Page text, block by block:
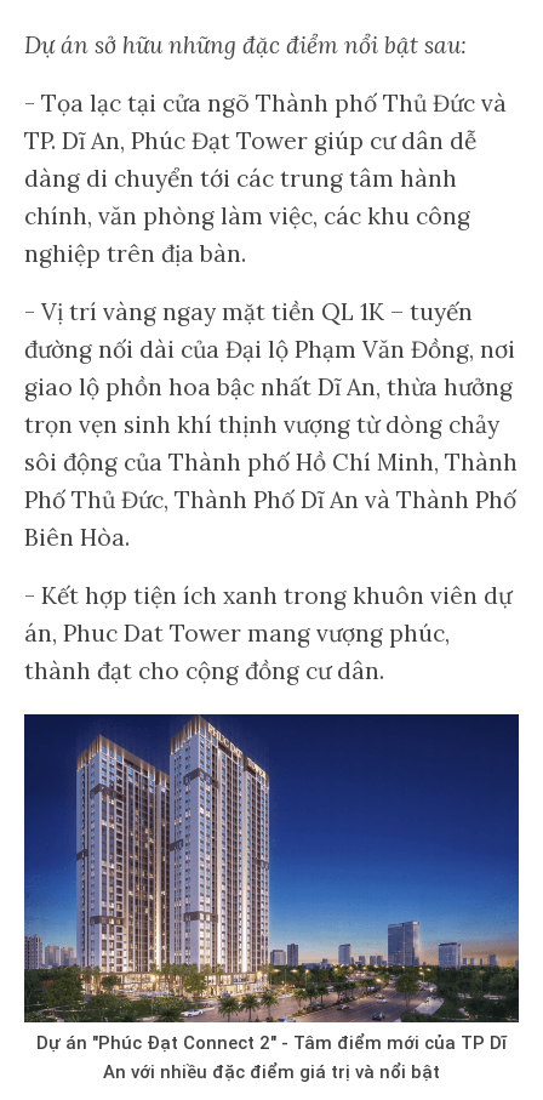
Dự án sở hữu những đặc điểm nổi bật sau:
- Tọa lạc tại cửa ngõ Thành phố Thủ Đức và
TP. Dĩ An, Phúc Đạt Tower giúp cư dân dễ
dàng di chuyển tới các trung tâm hành
chính, văn phòng làm việc, các khu công
nghiệp trên địa bàn.
- Vị trí vàng ngay mặt tiền QL 1K – tuyến
đường nối dài của Đại lộ Phạm Văn Đồng, nơi
giao lộ phồn hoa bậc nhất Dĩ An, thừa hưởng
trọn vẹn sinh khí thịnh vượng từ dòng chảy
sôi động của Thành phố Hồ Chí Minh, Thành
Phố Thủ Đức, Thành Phố Dĩ An và Thành Phố
Biên Hòa.
- Kết hợp tiện ích xanh trong khuôn viên dự
án, Phuc Dat Tower mang vượng phúc,
thành đạt cho cộng đồng cư dân.
Dự án "Phúc Đạt Connect 2" - Tâm điểm mới của TP Dĩ
An với nhiều đặc điểm giá trị và nổi bật